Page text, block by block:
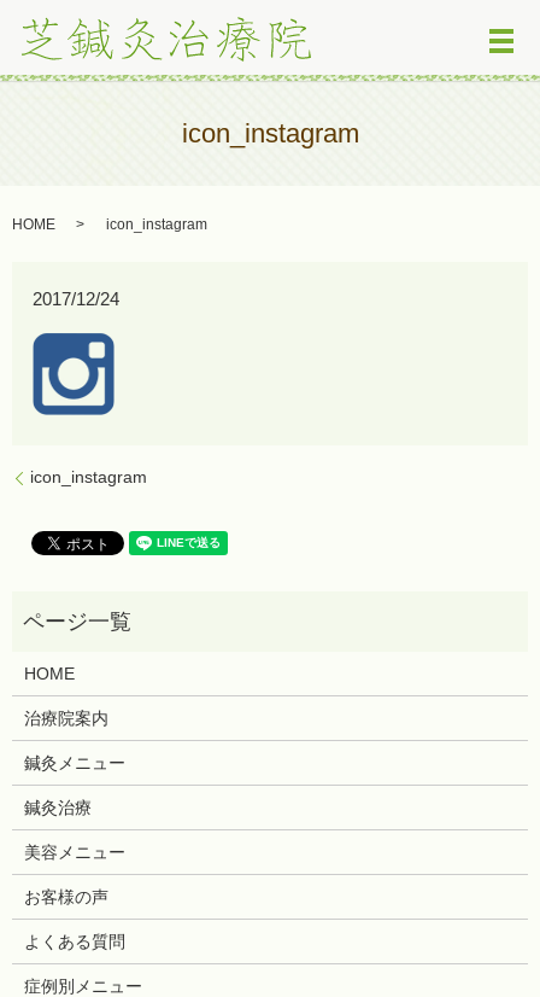
メ
icon_instagram
HOME icon_instagram
2017/12/24
icon_instagram
HOME
治療院案内
鍼灸メニュー
鍼灸治療
美容メニュー
お客様の声
よくある質問
症例別メニュー